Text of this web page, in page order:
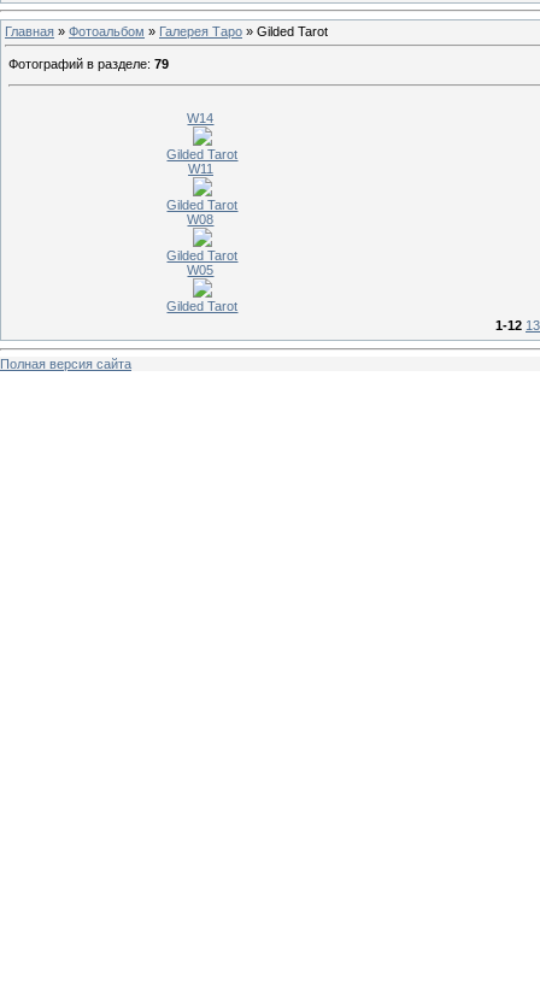
Главная » Фотоальбом » Галерея Таро » Gilded Tarot
Фотографий в разделе: 79
W14
Gilded Tarot
W11
Gilded Tarot
W08
Gilded Tarot
W05
Gilded Tarot
1-12
Полная версия сайта